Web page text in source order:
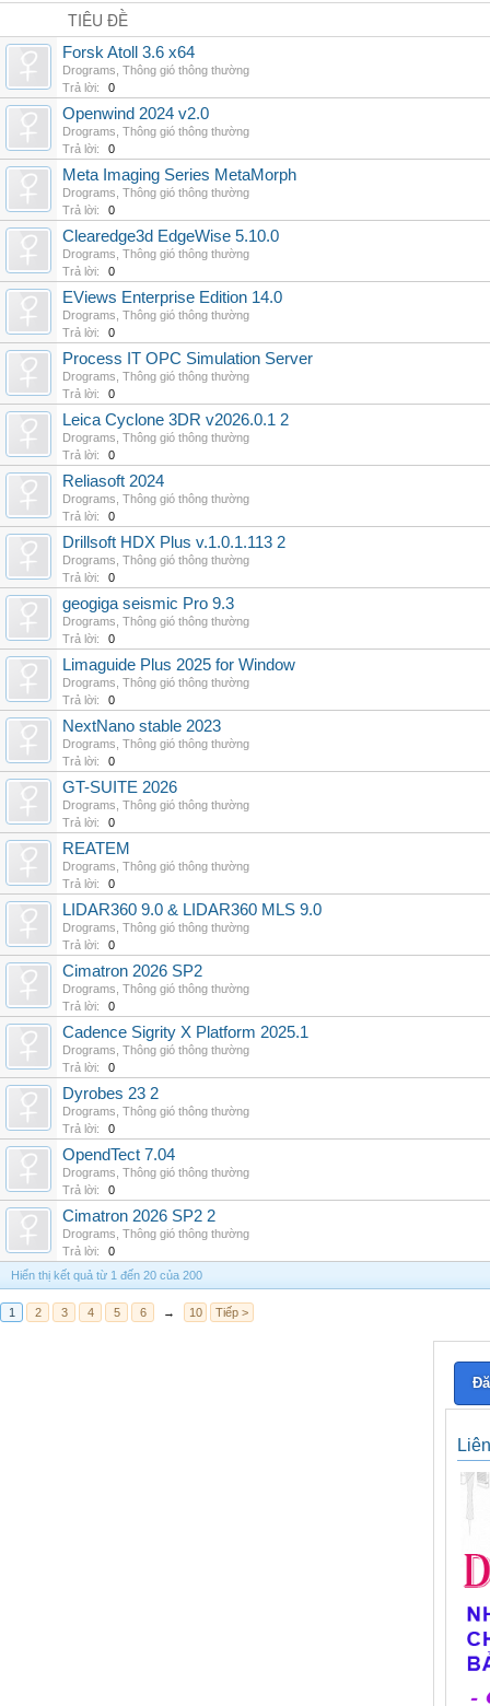
TIÊU ĐỀ
Forsk Atoll 3.6 x64
Drograms Thông gió thông thường
Trả lời:
0
Openwind 2024 v2.0
Drograms Thông gió thông thường
Trả lời:
0
Meta Imaging Series MetaMorph
Drograms Thông gió thông thường
Trả lời:
0
Clearedge3d EdgeWise 5.10.0
Drograms Thông gió thông thường
Trả lời:
0
EViews Enterprise Edition 14.0
Drograms Thông gió thông thường
Trả lời:
0
Process IT OPC Simulation Server
Drograms Thông gió thông thường
Trả lời:
0
Leica Cyclone 3DR v2026.0.1 2
Drograms Thông gió thông thường
Trả lời:
0
Reliasoft 2024
Drograms Thông gió thông thường
Trả lời:
0
Drillsoft HDX Plus v.1.0.1.113 2
Drograms Thông gió thông thường
Trả lời:
0
geogiga seismic Pro 9.3
Drograms Thông gió thông thường
Trả lời:
0
Limaguide Plus 2025 for Window
Drograms Thông gió thông thường
Trả lời:
0
NextNano stable 2023
Drograms Thông gió thông thường
Trả lời:
0
GT-SUITE 2026
Drograms Thông gió thông thường
Trả lời:
0
REATEM
Drograms Thông gió thông thường
Trả lời:
0
LIDAR360 9.0 & LIDAR360 MLS 9.0
Drograms Thông gió thông thường
Trả lời:
0
Cimatron 2026 SP2
Drograms Thông gió thông thường
Trả lời:
0
Cadence Sigrity X Platform 2025.1
Drograms Thông gió thông thường
Trả lời:
0
Dyrobes 23 2
Drograms Thông gió thông thường
Trả lời:
0
OpendTect 7.04
Drograms Thông gió thông thường
Trả lời:
0
Cimatron 2026 SP2 2
Drograms Thông gió thông thường
Trả lời:
0
Hiển thị kết quả từ 1 đến 20 của 200
1 2 3 4 5 6 → 10 Tiếp >